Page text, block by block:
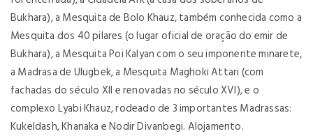
Bukhara), a Mesquita de Bolo Khauz, também conhecida como a
Mesquita dos 40 pilares (o lugar oficial de oração do emir de
Bukhara), a Mesquita Poi Kalyan com o seu imponente minarete,
a Madrasa de Ulugbek, a Mesquita Maghoki Attari (com
fachadas do século XII e renovadas no século XVI), e o
complexo Lyabi Khauz, rodeado de 3 importantes Madrassas:
Kukeldash, Khanaka e Nodir Divanbegi. Alojamento.